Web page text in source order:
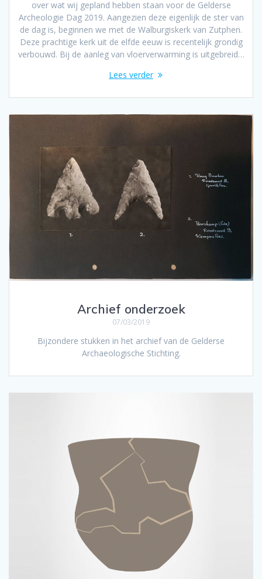
over wat wij gepland hebben staan voor de Gelderse
Archeologie Dag 2019. Aangezien deze eigenlijk de ster van
de dag is, beginnen we met de Walburgiskerk van Zutphen.
Deze prachtige kerk uit de elfde eeuw is recentelijk grondig
verbouwd. Bij de aanleg van vloerverwarming is uitgebreid…
Lees verder
Archief onderzoek
07/03/2019
Bijzondere stukken in het archief van de Gelderse
Archaeologische Stichting.